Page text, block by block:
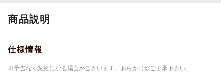
話 私にできること／第22話 誰かとつむぐ
販売元 (株)ポニーキャニオン
商品説明
仕様情報
※予告なく変更になる場合がございます。あらかじめご了承下さい。